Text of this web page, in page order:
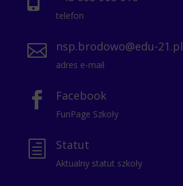
telefon
 nsp.brodowo@edu-21.pl
adres e-mail
 Facebook
FunPage Szkoły
h Statut
Aktualny statut szkoły